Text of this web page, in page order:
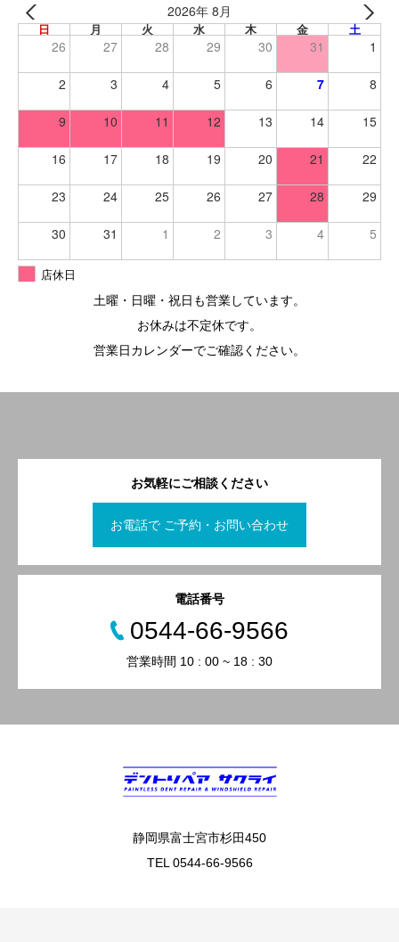
2026年 8月
日 月 火 水 木 金 土
26 27 28 29 30 31 1
2 3 4 5 6 7 8
9 10 11 12 13 14 15
16 17 18 19 20 21 22
23 24 25 26 27 28 29
30 31 1 2 3 4 5
店休日
土曜・日曜・祝日も営業しています。
お休みは不定休です。
営業日カレンダーでご確認ください。
お気軽にご相談ください
お電話で ご予約・お問い合わせ
電話番号
0544-66-9566
営業時間 10 : 00 ~ 18 : 30
静岡県富士宮市杉田450
TEL 0544-66-9566